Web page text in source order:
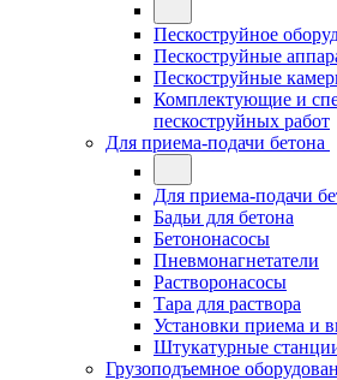
Пескоструйное
Пескоструйные
Пескоструйные
Комплектующие и
пескоструйных работ
Для приема-подачи бетона
Для приема-подачи
Бадьи для бетона
Бетононасосы
Пневмонагнетатели
Растворонасосы
Тара для раствора
Установки приема и
Штукатурные
Грузоподъемное